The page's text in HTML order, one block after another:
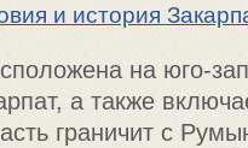
и история
на юго-
а также
граничит с